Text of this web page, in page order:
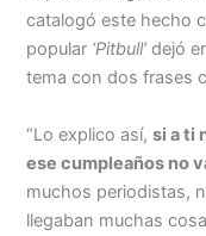
catalogó este hecho
popular ‘Pitbull’ dejó
tema con dos frases
“Lo explico así,si a ti
ese cumpleaños no
muchos periodistas,
llegaban muchas